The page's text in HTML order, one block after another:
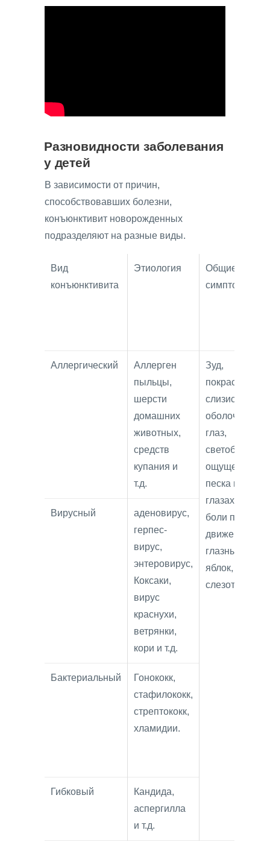
Разновидности заболевания
у детей
В зависимости от причин,
способствовавших болезни,
конъюнктивит новорожденных
подразделяют на разные виды.
Вид
конъюнктивита
Этиология
Общие
симптомы
Аллергический
Аллерген
пыльцы,
шерсти
домашних
животных,
средств
купания и
т.д.
Зуд,
покраснение
слизистых
оболочек
глаз,
светобоязнь,
ощущение
песка в
глазах, резь,
боли при
движении
глазных
яблок,
слезотечение
Вирусный
аденовирус,
герпес-
вирус,
энтеровирус,
Коксаки,
вирус
краснухи,
ветрянки,
кори и т.д.
Бактериальный
Гонококк,
стафилококк,
стрептококк,
хламидии.
Гибковый
Кандида,
аспергилла
и т.д.